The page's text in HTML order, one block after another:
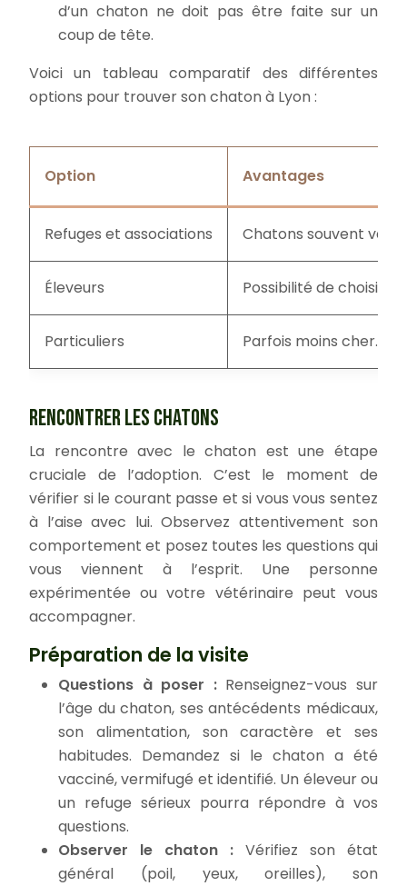
d’un chaton ne doit pas être faite sur un
coup de tête.
Voici un tableau comparatif des différentes
options pour trouver son chaton à Lyon :
Option Avantages
Refuges et associations Chatons souvent
Éleveurs Possibilité de choisir
Particuliers Parfois moins cher.
RENCONTRER LES CHATONS
La rencontre avec le chaton est une étape
cruciale de l’adoption. C’est le moment de
vérifier si le courant passe et si vous vous sentez
à l’aise avec lui. Observez attentivement son
comportement et posez toutes les questions qui
vous viennent à l’esprit. Une personne
expérimentée ou votre vétérinaire peut vous
accompagner.
Préparation de la visite
Questions à poser : Renseignez-vous sur
l’âge du chaton, ses antécédents médicaux,
son alimentation, son caractère et ses
habitudes. Demandez si le chaton a été
vacciné, vermifugé et identifié. Un éleveur ou
un refuge sérieux pourra répondre à vos
questions.
Observer le chaton : Vérifiez son état
général (poil, yeux, oreilles), son